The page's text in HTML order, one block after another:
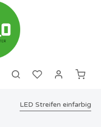
LED Streifen einfarbig